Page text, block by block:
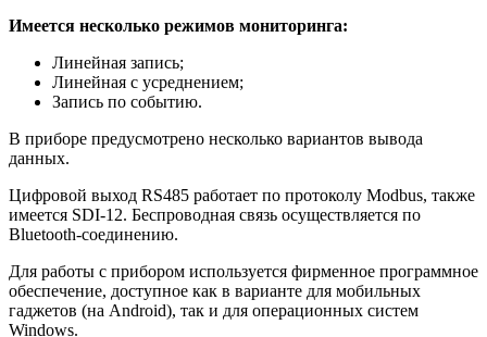
Имеется несколько режимов мониторинга:
Линейная запись;
Линейная с усреднением;
Запись по событию.
В приборе предусмотрено несколько вариантов вывода
данных.
Цифровой выход RS485 работает по протоколу Modbus, также
имеется SDI-12. Беспроводная связь осуществляется по
Bluetooth-соединению.
Для работы с прибором используется фирменное программное
обеспечение, доступное как в варианте для мобильных
гаджетов (на Android), так и для операционных систем
Windows.